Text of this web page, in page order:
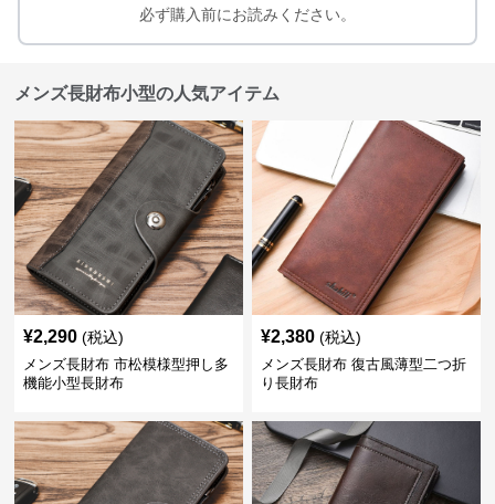
必ず購入前にお読みください。
メンズ長財布小型の人気アイテム
¥2,290 (税込)
メンズ長財布 市松模様型押し多
機能小型長財布
¥2,380 (税込)
メンズ長財布 復古風薄型二つ折
り長財布